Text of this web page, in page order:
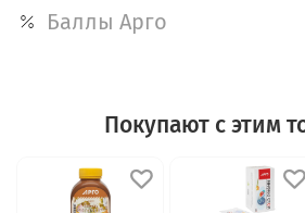
Баллы Арго
Покупают с этим